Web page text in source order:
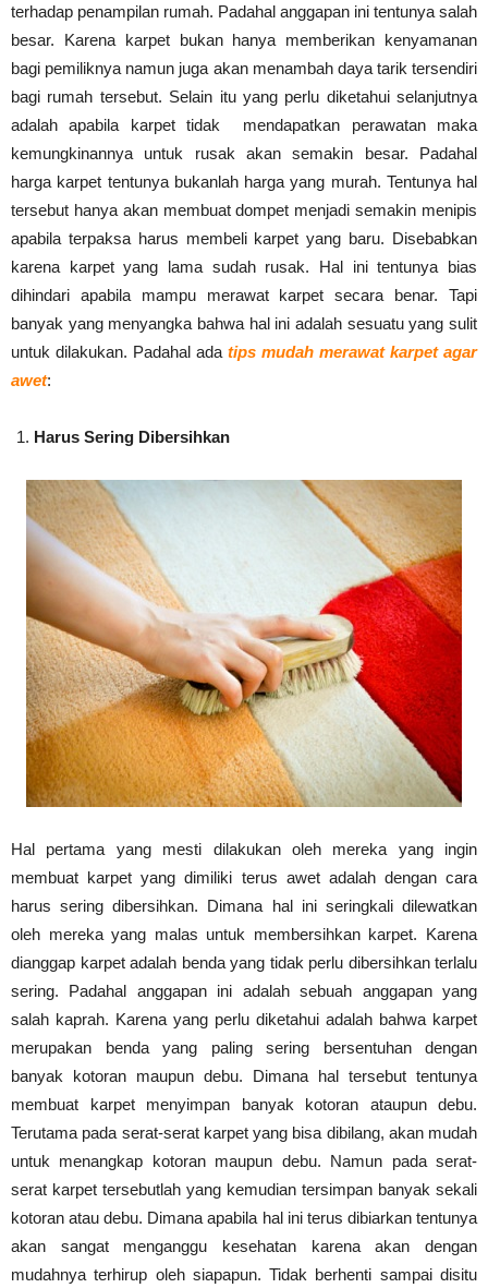
terhadap penampilan rumah. Padahal anggapan ini tentunya salah
besar. Karena karpet bukan hanya memberikan kenyamanan
bagi pemiliknya namun juga akan menambah daya tarik tersendiri
bagi rumah tersebut. Selain itu yang perlu diketahui selanjutnya
adalah apabila karpet tidak mendapatkan perawatan maka
kemungkinannya untuk rusak akan semakin besar. Padahal
harga karpet tentunya bukanlah harga yang murah. Tentunya hal
tersebut hanya akan membuat dompet menjadi semakin menipis
apabila terpaksa harus membeli karpet yang baru. Disebabkan
karena karpet yang lama sudah rusak. Hal ini tentunya bias
dihindari apabila mampu merawat karpet secara benar. Tapi
banyak yang menyangka bahwa hal ini adalah sesuatu yang sulit
untuk dilakukan. Padahal ada tips mudah merawat karpet agar
awet:
Harus Sering Dibersihkan
Hal pertama yang mesti dilakukan oleh mereka yang ingin
membuat karpet yang dimiliki terus awet adalah dengan cara
harus sering dibersihkan. Dimana hal ini seringkali dilewatkan
oleh mereka yang malas untuk membersihkan karpet. Karena
dianggap karpet adalah benda yang tidak perlu dibersihkan terlalu
sering. Padahal anggapan ini adalah sebuah anggapan yang
salah kaprah. Karena yang perlu diketahui adalah bahwa karpet
merupakan benda yang paling sering bersentuhan dengan
banyak kotoran maupun debu. Dimana hal tersebut tentunya
membuat karpet menyimpan banyak kotoran ataupun debu.
Terutama pada serat-serat karpet yang bisa dibilang, akan mudah
untuk menangkap kotoran maupun debu. Namun pada serat-
serat karpet tersebutlah yang kemudian tersimpan banyak sekali
kotoran atau debu. Dimana apabila hal ini terus dibiarkan tentunya
akan sangat menganggu kesehatan karena akan dengan
mudahnya terhirup oleh siapapun. Tidak berhenti sampai disitu